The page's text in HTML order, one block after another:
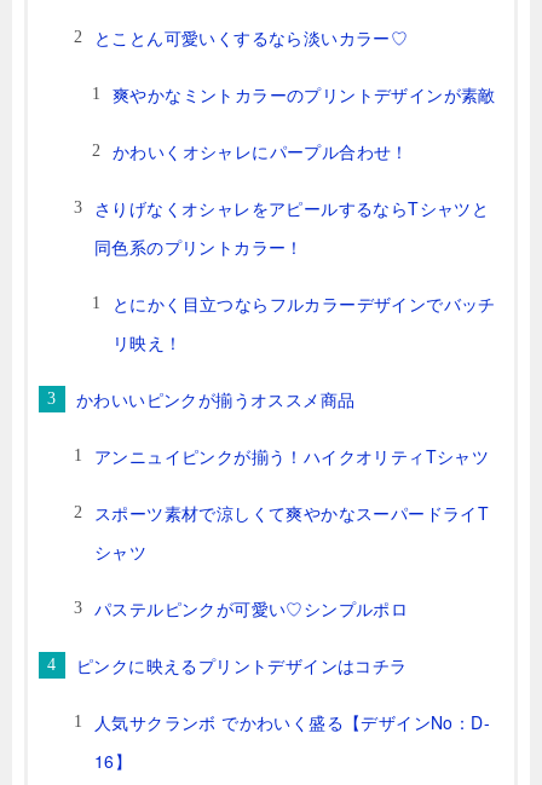
とことん可愛いくするなら淡いカラー♡
爽やかなミントカラーのプリントデザインが素敵
かわいくオシャレにパープル合わせ！
さりげなくオシャレをアピールするならTシャツと
同色系のプリントカラー！
とにかく目立つならフルカラーデザインでバッチ
リ映え！
かわいいピンクが揃うオススメ商品
アンニュイピンクが揃う！ハイクオリティTシャツ
スポーツ素材で涼しくて爽やかなスーパードライT
シャツ
パステルピンクが可愛い♡シンプルポロ
ピンクに映えるプリントデザインはコチラ
人気サクランボ でかわいく盛る【デザインNo：D-
16】